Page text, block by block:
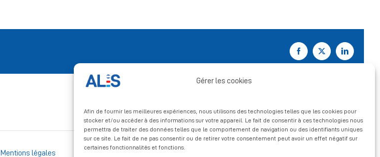
Gérer les cookies
Afin de fournir les meilleures expériences, nous utilisons des technologies telles que les cookies pour
stocker et/ou accéder à des informations sur votre appareil. Le fait de consentir à ces technologies nous
permettra de traiter des données telles que le comportement de navigation ou des identifiants uniques
sur ce site. Le fait de ne pas consentir ou de retirer votre consentement peut avoir un effet négatif sur
certaines fonctionnalités et fonctions.
Facebook
X LinkedIn
Mentions légales